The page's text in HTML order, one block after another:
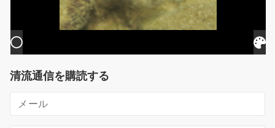
清流通信を購読する